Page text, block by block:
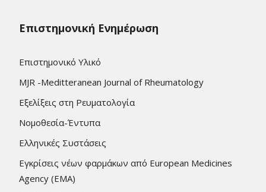
Επιστημονική Ενημέρωση
Επιστημονικό Υλικό
MJR -Meditteranean Journal of Rheumatology
Εξελίξεις στη Ρευματολογία
Νομοθεσία-Έντυπα
Ελληνικές Συστάσεις
Εγκρίσεις νέων φαρμάκων από European Medicines
Agency (EMA)